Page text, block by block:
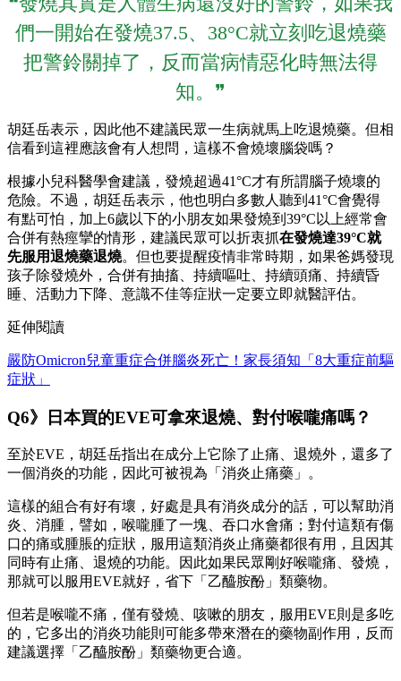
們一開始在發燒37.5、38°C就立刻吃退燒藥
把警鈴關掉了，反而當病情惡化時無法得
知。❞
胡廷岳表示，因此他不建議民眾一生病就馬上吃退燒藥。但相
信看到這裡應該會有人想問，這樣不會燒壞腦袋嗎？
根據小兒科醫學會建議，發燒超過41°C才有所謂腦子燒壞的
危險。不過，胡廷岳表示，他也明白多數人聽到41°C會覺得
有點可怕，加上6歲以下的小朋友如果發燒到39°C以上經常會
合併有熱痙攣的情形，建議民眾可以折衷抓在發燒達39°C就
先服用退燒藥退燒。但也要提醒疫情非常時期，如果爸媽發現
孩子除發燒外，合併有抽搐、持續嘔吐、持續頭痛、持續昏
睡、活動力下降、意識不佳等症狀一定要立即就醫評估。
延伸閱讀
嚴防Omicron兒童重症合併腦炎死亡！家長須知「8大重症前驅
症狀」
Q6》日本買的EVE可拿來退燒、對付喉嚨痛嗎？
至於EVE，胡廷岳指出在成分上它除了止痛、退燒外，還多了
一個消炎的功能，因此可被視為「消炎止痛藥」。
這樣的組合有好有壞，好處是具有消炎成分的話，可以幫助消
炎、消腫，譬如，喉嚨腫了一塊、吞口水會痛；對付這類有傷
口的痛或腫脹的症狀，服用這類消炎止痛藥都很有用，且因其
同時有止痛、退燒的功能。因此如果民眾剛好喉嚨痛、發燒，
那就可以服用EVE就好，省下「乙醯胺酚」類藥物。
但若是喉嚨不痛，僅有發燒、咳嗽的朋友，服用EVE則是多吃
的，它多出的消炎功能則可能多帶來潛在的藥物副作用，反而
建議選擇「乙醯胺酚」類藥物更合適。